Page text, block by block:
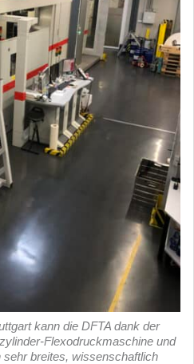
kann die DFTA dank der
Flexodruckmaschine und
breites, wissenschaftlich